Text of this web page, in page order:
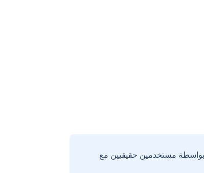
بواسطة مستخدمين حقيقيين مع